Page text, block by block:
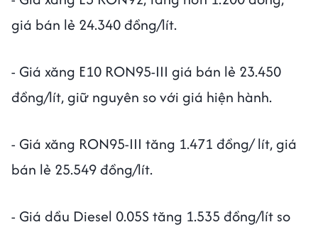
giá bán lẻ 24.340 đồng/lít.
- Giá xăng E10 RON95-III giá bán lẻ 23.450
đồng/lít, giữ nguyên so với giá hiện hành.
- Giá xăng RON95-III tăng 1.471 đồng/ lít, giá
bán lẻ 25.549 đồng/lít.
- Giá dầu Diesel 0.05S tăng 1.535 đồng/lít so